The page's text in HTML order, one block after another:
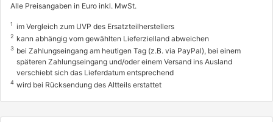
Alle Preisangaben in Euro inkl. MwSt.
1 im Vergleich zum UVP des Ersatzteilherstellers
2 kann abhängig vom gewählten Lieferzielland abweichen
3 bei Zahlungseingang am heutigen Tag (z.B. via PayPal), bei einem
späteren Zahlungseingang und/oder einem Versand ins Ausland
verschiebt sich das Lieferdatum entsprechend
4 wird bei Rücksendung des Altteils erstattet